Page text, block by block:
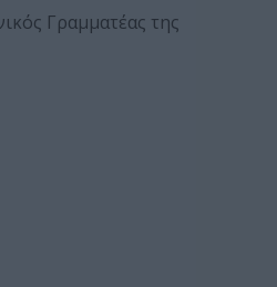
Γραμματέας της